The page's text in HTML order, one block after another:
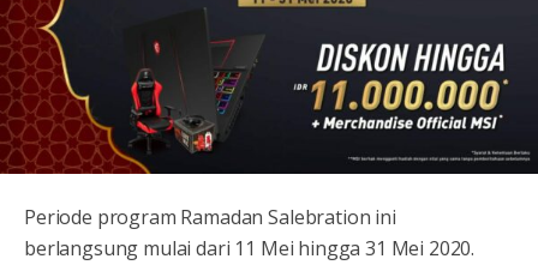
Periode program Ramadan Salebration ini
berlangsung mulai dari 11 Mei hingga 31 Mei 2020.